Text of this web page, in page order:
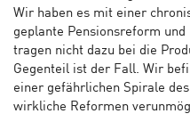
Wir haben es mit einer
geplante Pensionsreform
tragen nicht dazu bei die
Gegenteil ist der Fall. Wir
einer gefährlichen Spirale
wirkliche Reformen